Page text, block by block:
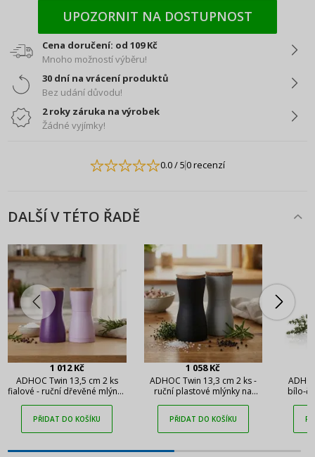
UPOZORNIT NA DOSTUPNOST
Cena doručení: od 109 Kč
Mnoho možností výběru!
30 dní na vrácení produktů
Bez udání důvodu!
2 roky záruka na výrobek
Žádné vyjímky!
0.0/ 50 recenzí
DALŠÍ V TÉTO ŘADĚ
1 012 Kč
ADHOC Twin 13,5 cm 2 ks
fialové - ruční dřevěné mlýnky
PŘIDAT DO KOŠÍKU
1 058 Kč
ADHOC Twin 13,3 cm 2 ks -
ruční plastové mlýnky na
PŘIDAT DO KOŠÍKU
bílo-